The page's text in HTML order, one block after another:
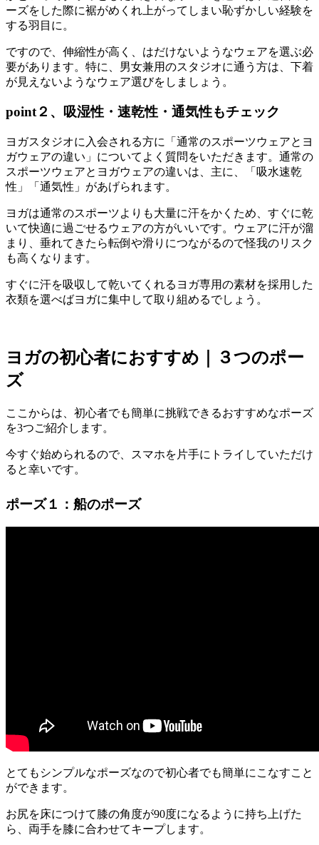
ーズをした際に裾がめくれ上がってしまい恥ずかしい経験を
する羽目に。
ですので、伸縮性が高く、はだけないようなウェアを選ぶ必
要があります。特に、男女兼用のスタジオに通う方は、下着
が見えないようなウェア選びをしましょう。
point２、吸湿性・速乾性・通気性もチェック
ヨガスタジオに入会される方に「通常のスポーツウェアとヨ
ガウェアの違い」についてよく質問をいただきます。通常の
スポーツウェアとヨガウェアの違いは、主に、「吸水速乾
性」「通気性」があげられます。
ヨガは通常のスポーツよりも大量に汗をかくため、 すぐに乾
いて快適に過ごせるウェアの方がいいです。ウェアに汗が溜
まり、垂れてきたら転倒や滑りにつながるので怪我のリスク
も高くなります。
すぐに汗を吸収して乾いてくれるヨガ専用の素材を採用した
衣類を選べばヨガに集中して取り組めるでしょう。
ヨガの初心者におすすめ｜３つのポー
ズ
ここからは、初心者でも簡単に挑戦できるおすすめなポーズ
を3つご紹介します。
今すぐ始められるので、スマホを片手にトライしていただけ
ると幸いです。
ポーズ１：船のポーズ
とても シンプルなポーズなので初心者でも簡単にこなすこと
ができます。
お尻を床につけて膝の角度が90度になるように持ち上げた
ら、両手を膝に合わせてキープします。